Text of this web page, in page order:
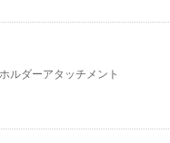
ルダーアタッチメント